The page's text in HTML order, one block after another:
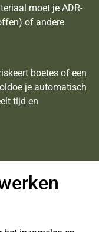
moet je ADR-
of andere
boetes of een
je automatisch
tijd en